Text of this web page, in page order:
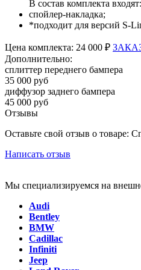
В состав комплекта входят:
спойлер-накладка;
*подходит для версий S-
Цена комплекта: 24 000 ₽
Дополнительно:
сплиттер переднего бампера
35 000 руб
диффузор заднего бампера
45 000 руб
Отзывы
Оставьте свой отзыв о товаре:
Написать отзыв
Мы специализируемся на
Audi
Bentley
BMW
Cadillac
Infiniti
Jeep